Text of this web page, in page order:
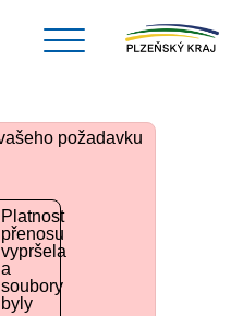
Toggle
navigation
požadavku
Platnost
přenosu
vypršela
a
soubory
byly